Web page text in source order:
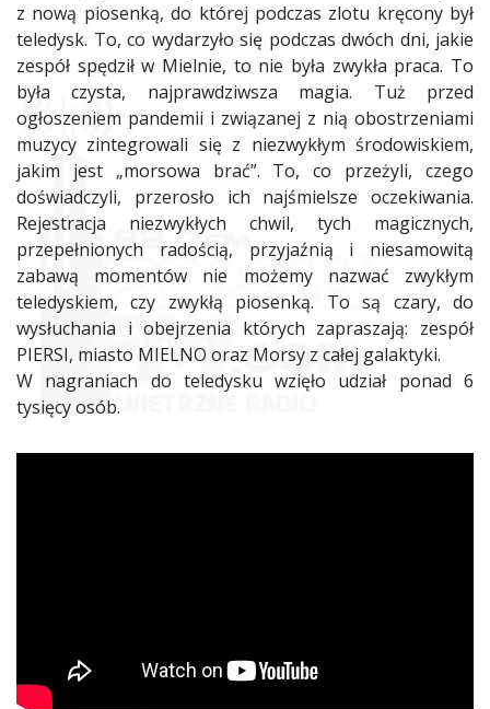
z nową piosenką, do której podczas zlotu kręcony był
teledysk. To, co wydarzyło się podczas dwóch dni, jakie
zespół spędził w Mielnie, to nie była zwykła praca. To
była czysta, najprawdziwsza magia. Tuż przed
ogłoszeniem pandemii i związanej z nią obostrzeniami
muzycy zintegrowali się z niezwykłym środowiskiem,
jakim jest „morsowa brać”. To, co przeżyli, czego
doświadczyli, przerosło ich najśmielsze oczekiwania.
Rejestracja niezwykłych chwil, tych magicznych,
przepełnionych radością, przyjaźnią i niesamowitą
zabawą momentów nie możemy nazwać zwykłym
teledyskiem, czy zwykłą piosenką. To są czary, do
wysłuchania i obejrzenia których zapraszają: zespół
PIERSI, miasto MIELNO oraz Morsy z całej galaktyki.
W nagraniach do teledysku wzięło udział ponad 6
tysięcy osób.